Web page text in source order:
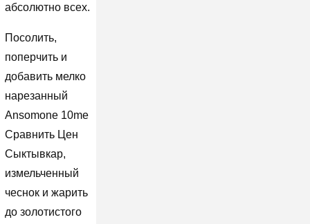
абсолютно всех.
Посолить,
поперчить и
добавить мелко
нарезанный
Ansomone 10me
Сравнить Цен
Сыктывкар,
измельченный
чеснок и жарить
до золотистого